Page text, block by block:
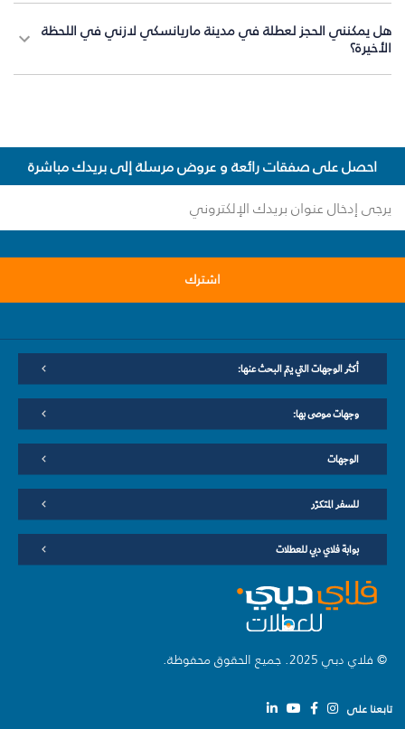
هل يمكنني الحجز لعطلة في مدينة ماريانسكي لازني في اللحظة
الأخيرة؟
احصل على صفقات رائعة و عروض مرسلة إلى بريدك مباشرة
اشترك
أكثر الوجهات التي يتم البحث عنها:
وجهات موصى بها:
الوجهات
للسفر المتكرّر
بوابة فلاي دبي للعطلات
© فلاي دبي 2025. جميع الحقوق محفوظة.
تابعنا على